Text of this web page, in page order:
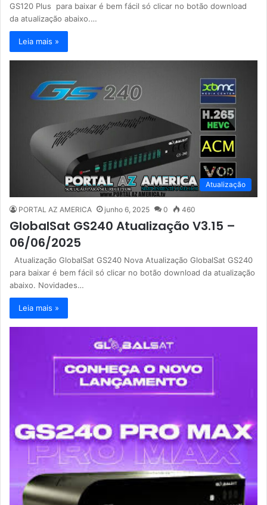
GS120 Plus para baixar é bem fácil só clicar no botão download
da atualização abaixo.…
Leia mais »
Atualização
PORTAL AZ AMERICA junho 6, 2025 0 460
GlobalSat GS240 Atualização V3.15 –
06/06/2025
Atualização GlobalSat GS240 Nova Atualização GlobalSat GS240
para baixar é bem fácil só clicar no botão download da atualização
abaixo. Novidades…
Leia mais »